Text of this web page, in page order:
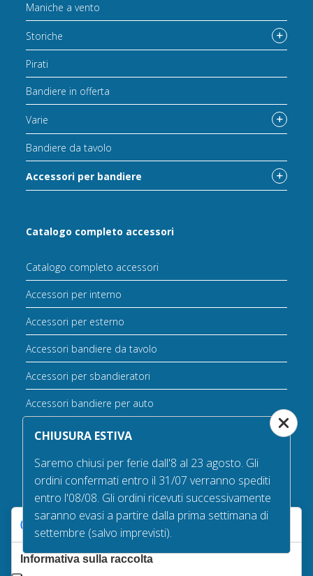
Maniche a vento
Storiche
Pirati
Bandiere in offerta
Varie
Bandiere da tavolo
Accessori per bandiere
Catalogo completo accessori
Catalogo completo accessori
Accessori per interno
Accessori per esterno
Accessori bandiere da tavolo
Accessori per sbandieratori
Accessori bandiere per auto
La nostra qualità
CHIUSURA ESTIVA
Saremo chiusi per ferie dall'8 al 23 agosto. Gli
ordini confermati entro il 31/07 verranno spediti
entro l'08/08. Gli ordini ricevuti successivamente
saranno evasi a partire dalla prima settimana di
settembre (salvo imprevisti).
Le tue preferenze relative alla privacy
Informativa sulla raccolta